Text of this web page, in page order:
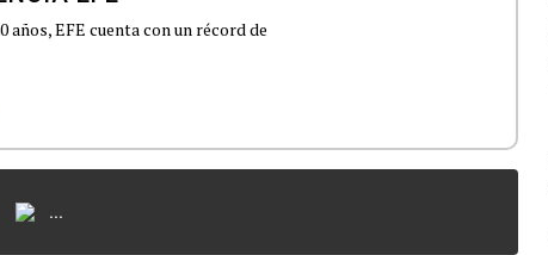
años, EFE cuenta con un récord de
...